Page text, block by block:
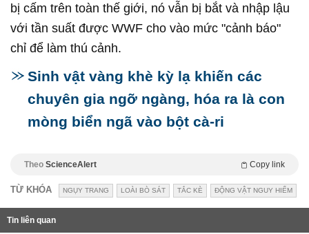
bị cấm trên toàn thế giới, nó vẫn bị bắt và nhập lậu
với tần suất được WWF cho vào mức "cảnh báo"
chỉ để làm thú cảnh.
Sinh vật vàng khè kỳ lạ khiến các
chuyên gia ngỡ ngàng, hóa ra là con
mòng biển ngã vào bột cà-ri
Theo ScienceAlert Copy link
TỪ KHÓA NGỤY TRANG LOÀI BÒ SÁT TẮC KÈ ĐỘNG VẬT NGUY HIỂM
Tin liên quan